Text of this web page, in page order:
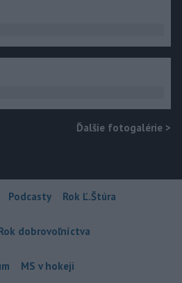
Ďalšie fotogalérie >
Podcasty Rok Ľ.Štúra
dobrovoľníctva
MS v hokeji